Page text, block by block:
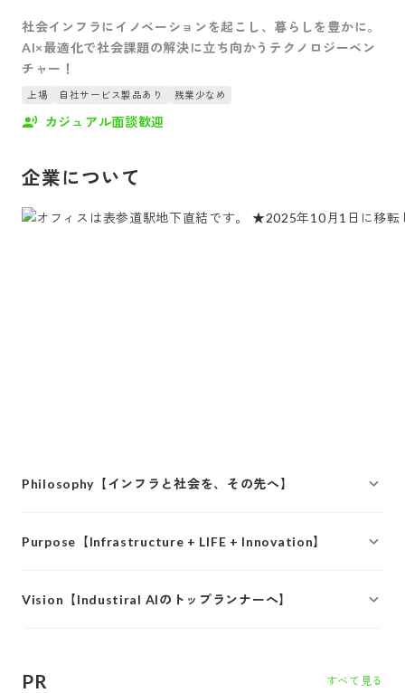
社会インフラにイノベーションを起こし、暮らしを豊かに。
AI×最適化で社会課題の解決に立ち向かうテクノロジーベン
チャー！
上場 自社サービス製品あり 残業少なめ
カジュアル面談歓迎
企業について
Philosophy【インフラと社会を、その先へ】
Purpose【Infrastructure + LIFE + Innovation】
Vision【Industiral AIのトップランナーへ】
PR すべて見る